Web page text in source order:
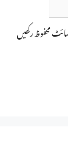
محفوظ رکھیں